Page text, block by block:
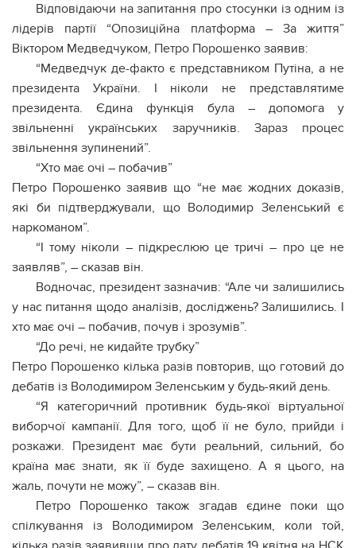
Відповідаючи на запитання про стосунки із одним із
лідерів партії “Опозиційна платформа – За життя”
Віктором Медведчуком, Петро Порошенко заявив:
“Медведчук де-факто є представником Путіна, а не
президента України. І ніколи не представлятиме
президента. Єдина функція була – допомога у
звільненні українських заручників. Зараз процес
звільнення зупинений”.
“Хто має очі – побачив”
Петро Порошенко заявив що “не має жодних доказів,
які би підтверджували, що Володимир Зеленський є
наркоманом”.
“І тому ніколи – підкреслюю це тричі – про це не
заявляв”, – сказав він.
Водночас, президент зазначив: “Але чи залишились
у нас питання щодо аналізів, досліджень? Залишились. І
хто має очі – побачив, почув і зрозумів”.
“До речі, не кидайте трубку”
Петро Порошенко кілька разів повторив, що готовий до
дебатів із Володимиром Зеленським у будь-який день.
“Я категоричний противник будь-якої віртуальної
виборчої кампанії. Для того, щоб її не було, прийди і
розкажи. Президент має бути реальний, сильний, бо
країна має знати, як її буде захищено. А я цього, на
жаль, почути не можу”, – сказав він.
Петро Порошенко також згадав єдине поки що
спілкування із Володимиром Зеленським, коли той,